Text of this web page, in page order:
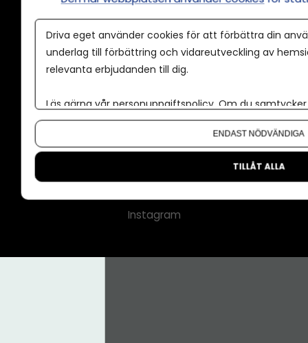
Annonspolicy
Tillgänglighet
Kontakt
Nyhetsbrev
CMS för medier
Instagram
Driva eget använder cookies för att förbättra din
underlag till förbättring och vidareutveckling av
relevanta erbjudanden till dig.
Läs gärna vår personuppgiftspolicy. Om du
Om du vill ändra ditt val i efterhand hittar du den
ENDAST NÖDVÄNDIGA
TILLÅT ALLA